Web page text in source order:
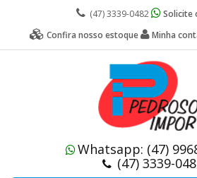
(47) 3339-0482
Solicite
Confira nosso estoque
Minha
Whatsapp: (47)
(47) 3339-